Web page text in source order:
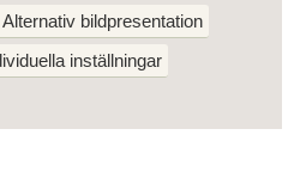
Alternativ bildpresentation
inställningar